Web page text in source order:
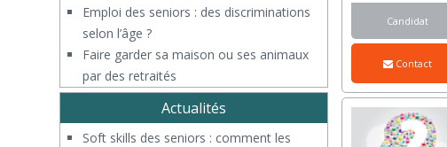
Candidat
Contact
Emploi des seniors : des discriminations
selon l’âge ?
Faire garder sa maison ou ses animaux
par des retraités
Actualités
Soft skills des seniors : comment les